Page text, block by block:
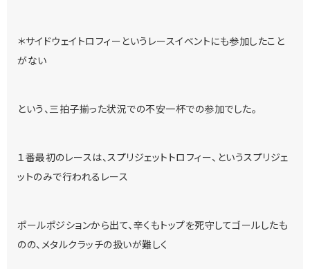
＊サイドウェイトロフィーというレースイベントにも参加したこと
がない
という、三拍子揃った状況での不安一杯での参加でした。
１番最初のレースは、スプリジェットトロフィー、というスプリジェ
ットのみで行われるレース
ポールポジションから出て、辛くもトップを死守してゴールしたも
のの、メタルクラッチの扱いが難しく